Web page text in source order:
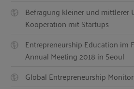
Befragung kleiner und mittlerer
Kooperation mit Startups
Entrepreneurship Education im
Annual Meeting 2018 in Seoul
Global Entrepreneurship Monitor